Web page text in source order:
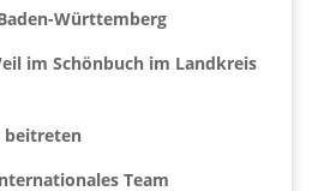
Württemberg
Schönbuch im Landkreis
beitreten
Team